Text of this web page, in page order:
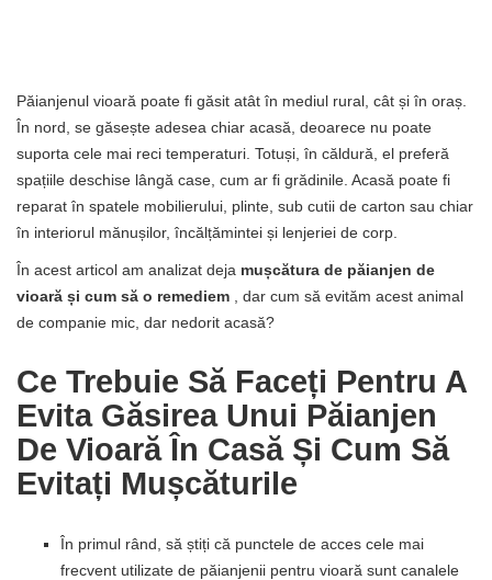
Păianjenul vioară poate fi găsit atât în ​​mediul rural, cât și în oraș.
În nord, se găsește adesea chiar acasă, deoarece nu poate
suporta cele mai reci temperaturi. Totuși, în căldură, el preferă
spațiile deschise lângă case, cum ar fi grădinile. Acasă poate fi
reparat în spatele mobilierului, plinte, sub cutii de carton sau chiar
în interiorul mănușilor, încălțămintei și lenjeriei de corp.
În acest articol am analizat deja mușcătura de păianjen de
vioară și cum să o remediem , dar cum să evităm acest animal
de companie mic, dar nedorit acasă?
Ce Trebuie Să Faceți Pentru A
Evita Găsirea Unui Păianjen
De Vioară În Casă Și Cum Să
Evitați Mușcăturile
În primul rând, să știți că punctele de acces cele mai
frecvent utilizate de păianjenii pentru vioară sunt canalele